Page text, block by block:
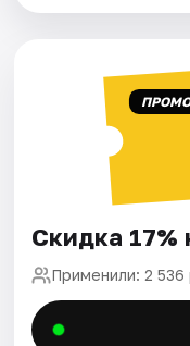
Скидка 17%
Применили: 2 536